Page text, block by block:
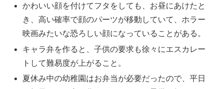
かわいい顔を付けてフタをしても、お昼にあけたと
き、高い確率で顔のパーツが移動していて、ホラー
映画みたいな恐ろしい顔になっていることがある。
キャラ弁を作ると、子供の要求も徐々にエスカレー
トして難易度が上がること。
夏休み中の幼稚園はお弁当が必要だったので、平日